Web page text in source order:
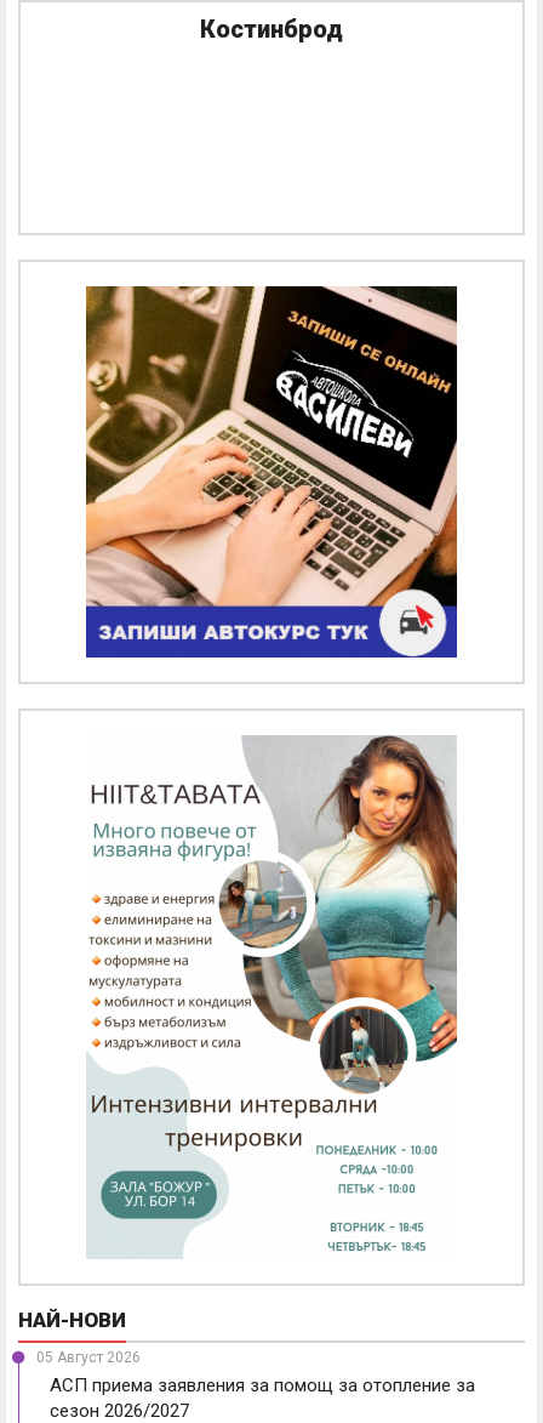
Костинброд
НАЙ-НОВИ
05 Август 2026
АСП приема заявления за помощ за отопление за
сезон 2026/2027